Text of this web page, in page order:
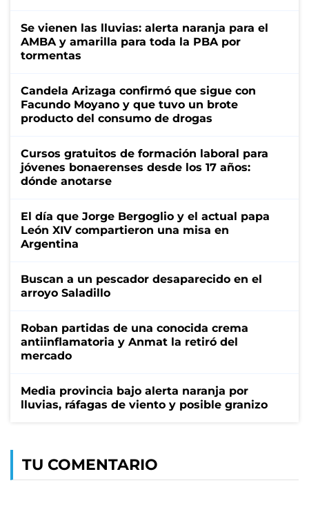
Se vienen las lluvias: alerta naranja para el
AMBA y amarilla para toda la PBA por
tormentas
Candela Arizaga confirmó que sigue con
Facundo Moyano y que tuvo un brote
producto del consumo de drogas
Cursos gratuitos de formación laboral para
jóvenes bonaerenses desde los 17 años:
dónde anotarse
El día que Jorge Bergoglio y el actual papa
León XIV compartieron una misa en
Argentina
Buscan a un pescador desaparecido en el
arroyo Saladillo
Roban partidas de una conocida crema
antiinflamatoria y Anmat la retiró del
mercado
Media provincia bajo alerta naranja por
lluvias, ráfagas de viento y posible granizo
TU COMENTARIO